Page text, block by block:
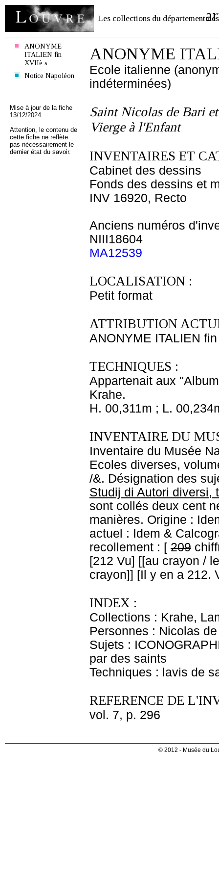
Les collections du département des
ANONYME
ITALIEN fin
XVIIè s
Notice Napoléon
Mise à jour de la fiche
13/12/2024
Attention, le contenu de
cette fiche ne reflète
pas nécessairement le
dernier état du savoir.
ANONYME
Ecole italienne
indéterminées)
Saint Nicolas de Bari
Vierge à l'Enfant
INVENTAIRES ET
Cabinet des dessins
Fonds des dessins et
INV 16920, Recto
Anciens numéros
NIII18604
MA12539
LOCALISATION :
Petit format
ATTRIBUTION
ANONYME ITALIEN
TECHNIQUES :
Appartenait aux
Krahe.
H. 00,311m ; L.
INVENTAIRE DU
Inventaire du Musée
Ecoles diverses,
/&. Désignation des
Studij di Autori diversi,
sont collés deux cent
manières. Origine :
actuel : Idem &
recollement : [ 209
[212 Vu] [[au crayon /
crayon]] [Il y en a 212.
INDEX :
Collections : Krahe,
Personnes : Nicolas
Sujets :
par des saints
Techniques : lavis de
REFERENCE DE
vol. 7, p. 296
© 2012 - Musée du